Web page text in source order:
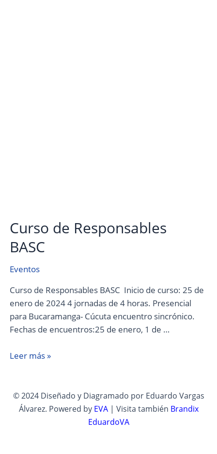
Curso de Responsables
BASC
Eventos
Curso de Responsables BASC Inicio de curso: 25 de
enero de 2024 4 jornadas de 4 horas. Presencial
para Bucaramanga- Cúcuta encuentro sincrónico.
Fechas de encuentros:25 de enero, 1 de …
Leer más »
© 2024 Diseñado y Diagramado por Eduardo Vargas
Álvarez. Powered by EVA| Visita también Brandix
EduardoVA